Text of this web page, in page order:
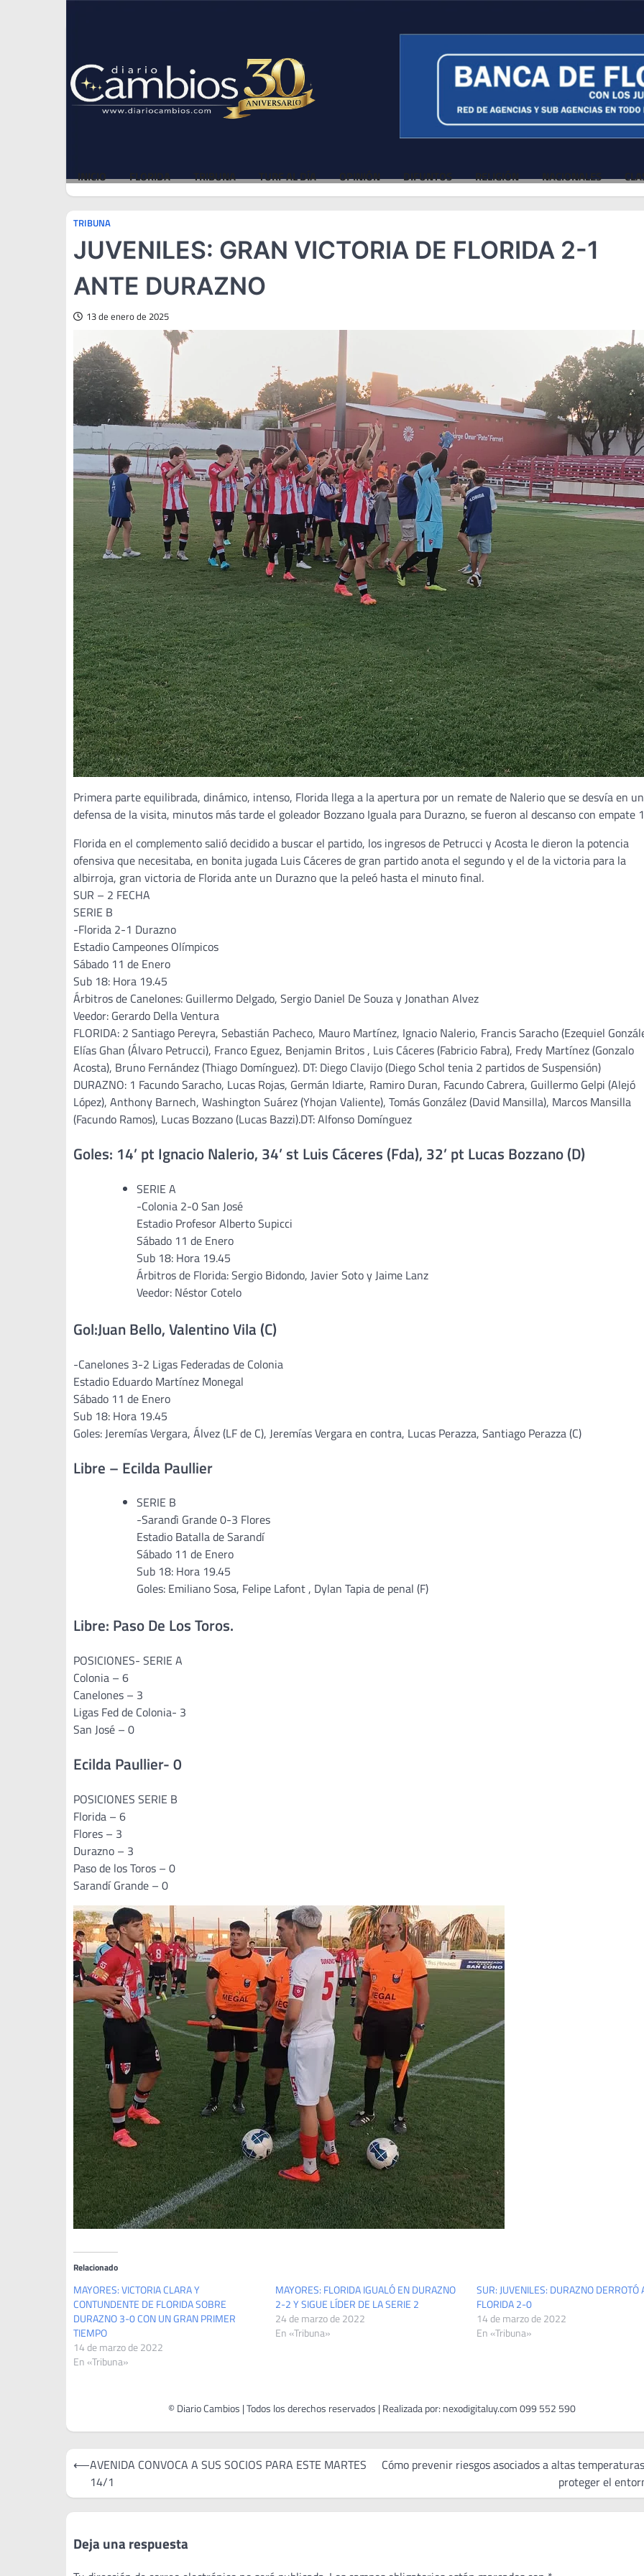
INICIO FLORIDA TRIBUNA TURF AL DÍA OPINIÓN DIFUNTOS RELIGIÓN NACIONALES
TRIBUNA
JUVENILES: GRAN VICTORIA DE FLORIDA 2-1
ANTE DURAZNO
13 de enero de 2025
Primera parte equilibrada, dinámico, intenso, Florida llega a la apertura por un remate de Nalerio que se desvía en un
defensa de la visita, minutos más tarde el goleador Bozzano Iguala para Durazno, se fueron al descanso con empate
Florida en el complemento salió decidido a buscar el partido, los ingresos de Petrucci y Acosta le dieron la potencia
ofensiva que necesitaba, en bonita jugada Luis Cáceres de gran partido anota el segundo y el de la victoria para la
albirroja, gran victoria de Florida ante un Durazno que la peleó hasta el minuto final.
SUR – 2 FECHA
SERIE B
-Florida 2-1 Durazno
Estadio Campeones Olímpicos
Sábado 11 de Enero
Sub 18: Hora 19.45
Árbitros de Canelones: Guillermo Delgado, Sergio Daniel De Souza y Jonathan Alvez
Veedor: Gerardo Della Ventura
FLORIDA: 2 Santiago Pereyra, Sebastián Pacheco, Mauro Martínez, Ignacio Nalerio, Francis Saracho (Ezequiel
Elías Ghan (Álvaro Petrucci), Franco Eguez, Benjamin Britos , Luis Cáceres (Fabricio Fabra), Fredy Martínez (Gonzalo
Acosta), Bruno Fernández (Thiago Domínguez). DT: Diego Clavijo (Diego Schol tenia 2 partidos de Suspensión)
DURAZNO: 1 Facundo Saracho, Lucas Rojas, Germán Idiarte, Ramiro Duran, Facundo Cabrera, Guillermo Gelpi (Alejó
López), Anthony Barnech, Washington Suárez (Yhojan Valiente), Tomás González (David Mansilla), Marcos Mansilla
(Facundo Ramos), Lucas Bozzano (Lucas Bazzi).DT: Alfonso Domínguez
Goles: 14’ pt Ignacio Nalerio, 34’ st Luis Cáceres (Fda), 32’ pt Lucas Bozzano (D)
SERIE A
-Colonia 2-0 San José
Estadio Profesor Alberto Supicci
Sábado 11 de Enero
Sub 18: Hora 19.45
Árbitros de Florida: Sergio Bidondo, Javier Soto y Jaime Lanz
Veedor: Néstor Cotelo
Gol:Juan Bello, Valentino Vila (C)
-Canelones 3-2 Ligas Federadas de Colonia
Estadio Eduardo Martínez Monegal
Sábado 11 de Enero
Sub 18: Hora 19.45
Goles: Jeremías Vergara, Álvez (LF de C), Jeremías Vergara en contra, Lucas Perazza, Santiago Perazza (C)
Libre – Ecilda Paullier
SERIE B
-Sarandì Grande 0-3 Flores
Estadio Batalla de Sarandí
Sábado 11 de Enero
Sub 18: Hora 19.45
Goles: Emiliano Sosa, Felipe Lafont , Dylan Tapia de penal (F)
Libre: Paso De Los Toros.
POSICIONES- SERIE A
Colonia – 6
Canelones – 3
Ligas Fed de Colonia- 3
San José – 0
Ecilda Paullier- 0
POSICIONES SERIE B
Florida – 6
Flores – 3
Durazno – 3
Paso de los Toros – 0
Sarandí Grande – 0
Relacionado
MAYORES: VICTORIA CLARA Y
CONTUNDENTE DE FLORIDA SOBRE
DURAZNO 3-0 CON UN GRAN PRIMER
TIEMPO
14 de marzo de 2022
En «Tribuna»
MAYORES: FLORIDA IGUALÓ EN DURAZNO
2-2 Y SIGUE LÍDER DE LA SERIE 2
24 de marzo de 2022
En «Tribuna»
SUR: JUVENILES: DURAZNO DERROTÓ
FLORIDA 2-0
14 de marzo de 2022
En «Tribuna»
Navegación
entradas
⟵AVENIDA CONVOCA A SUS SOCIOS PARA ESTE MARTES
14/1
Cómo prevenir riesgos asociados a altas
proteger el
Deja una respuesta